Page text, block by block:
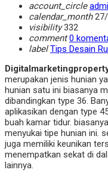
account_circle
calendar_month27/
visibility332
comment 0
label Tips Desain
merupakan jenis hunian
hunian satu ini biasanya
dibandingkan type 36.
aplikasikan dengan type
buah kamar tidur.
menyukai tipe hunian ini.
juga memiliki keunikan
menempatkan sekat di
lainnya.